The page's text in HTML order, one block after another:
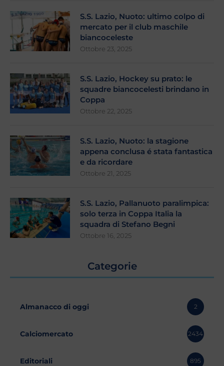
S.S. Lazio, Nuoto: ultimo colpo di
mercato per il club maschile
biancoceleste
Ottobre 23, 2025
S.S. Lazio, Hockey su prato: le
squadre biancocelesti brindano in
Coppa
Ottobre 22, 2025
S.S. Lazio, Nuoto: la stagione
appena conclusa é stata fantastica
e da ricordare
Ottobre 21, 2025
S.S. Lazio, Pallanuoto paralimpica:
solo terza in Coppa Italia la
squadra di Stefano Begni
Ottobre 16, 2025
Categorie
Almanacco di oggi 2
Calciomercato 2434
Editoriali 895